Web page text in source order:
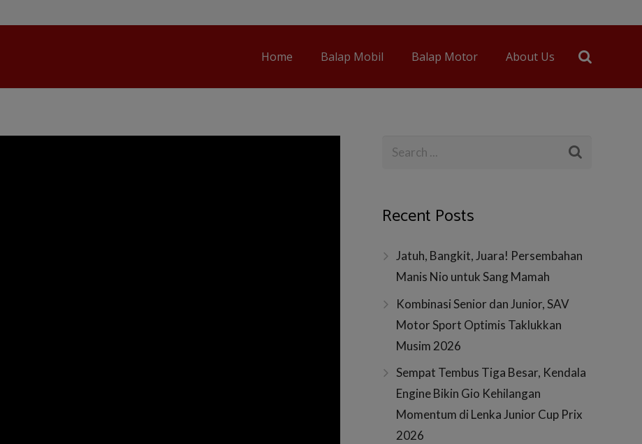
Home Balap Mobil Balap Motor About Us
Recent Posts
Jatuh, Bangkit, Juara! Persembahan
Manis Nio untuk Sang Mamah
Kombinasi Senior dan Junior, SAV
Motor Sport Optimis Taklukkan
Musim 2026
Sempat Tembus Tiga Besar, Kendala
Engine Bikin Gio Kehilangan
Momentum di Lenka Junior Cup Prix
2026